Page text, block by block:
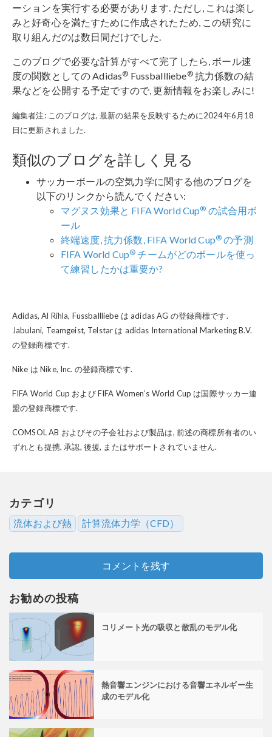
ーションを実行する必要があります. ただし, これは楽し
みと好奇心を満たすために作成されたため, この研究に
取り組んだのは数日間だけでした.
このブログで必要な計算がすべて完了したら, ボール速
度の関数としての Adidas® Fussballliebe®抗力係数の結
果などを公開する予定ですので, 更新情報をお楽しみに!
編集者注: このブログは, 最新の結果を反映するために2024年6月18
日に更新されました.
類似のブログを詳しく見る
サッカーボールの空気力学に関する他のブログを
以下のリンクから読んでください:
マグヌス効果と FIFA World Cup® の試合用ボ
ール
終端速度, 抗力係数, FIFA World Cup® の予測
FIFA World Cup® チームがどのボールを使っ
て練習したかは重要か?
Adidas, Al Rihla, Fussballliebe は adidas AG の登録商標です.
Jabulani, Teamgeist, Telstar は adidas International Marketing B.V.
の登録商標です.
Nike は Nike, Inc. の登録商標です.
FIFA World Cup および FIFA Women’s World Cup は国際サッカー連
盟の登録商標です.
COMSOL AB およびその子会社および製品は, 前述の商標所有者のい
ずれとも提携, 承認, 後援, またはサポートされていません.
カテゴリ
流体および熱 計算流体力学（CFD）
コメントを残す
お勧めの投稿
コリメート光の吸収と散乱のモデル化
熱音響エンジンにおける音響エネルギー生
成のモデル化